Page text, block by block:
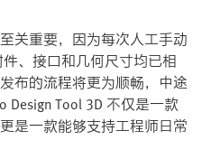
关重要，因为每次人工手动
、接口和几何尺寸均已相
布的流程将更为顺畅，中途
Design Tool 3D 不仅是一款
是一款能够支持工程师日常